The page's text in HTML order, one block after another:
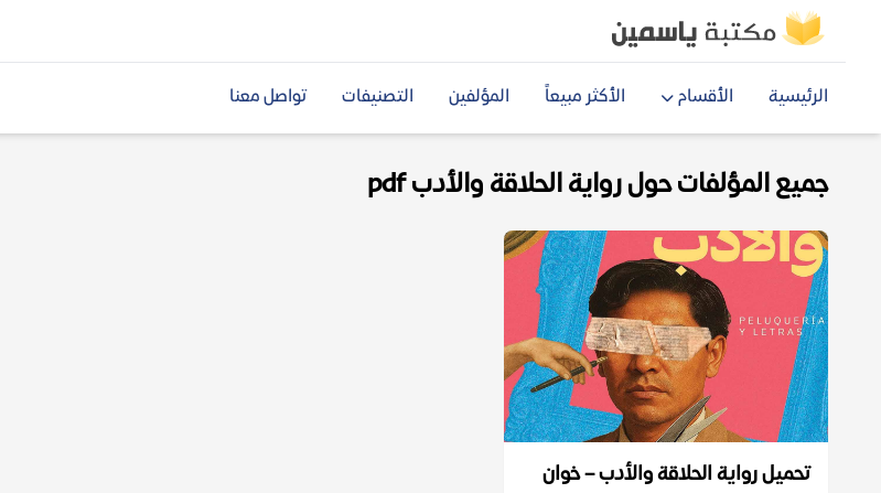
الرئيسية الأقسام الأكثر مبيعاً المؤلفين التصنيفات تواصل معنا
جميع المؤلفات حول رواية الحلاقة والأدب pdf
تحميل رواية الحلاقة والأدب – خوان